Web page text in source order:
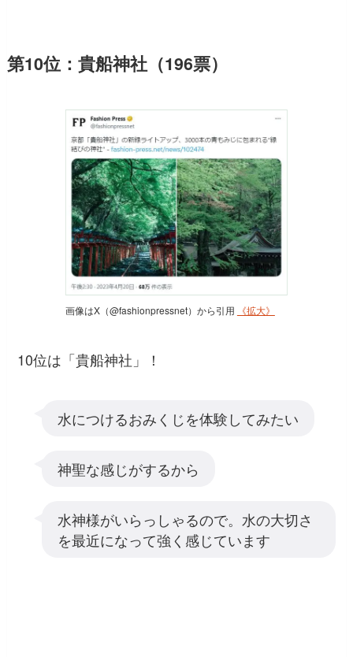
第10位：貴船神社（196票）
画像はX（@fashionpressnet）から引用 《拡大》
10位は「貴船神社」！
水につけるおみくじを体験してみたい
神聖な感じがするから
水神様がいらっしゃるので。水の大切さ
を最近になって強く感じています